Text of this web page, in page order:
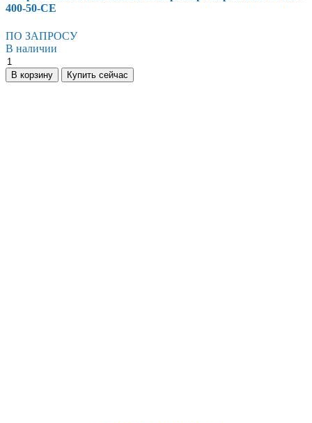
400-50-CE
ПО ЗАПРОСУ
В наличии
Спиральный
безмасляный
компрессор
В корзину Купить сейчас